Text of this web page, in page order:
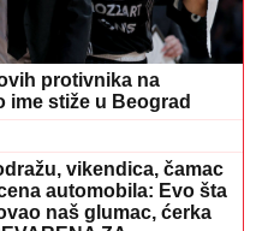
IMANJE NA KOSOVU I
Vasić pokazao deo
Sin Despot
Jeremić nakon
Stankovića svima
"Došlo je vreme!
iskoristiti"